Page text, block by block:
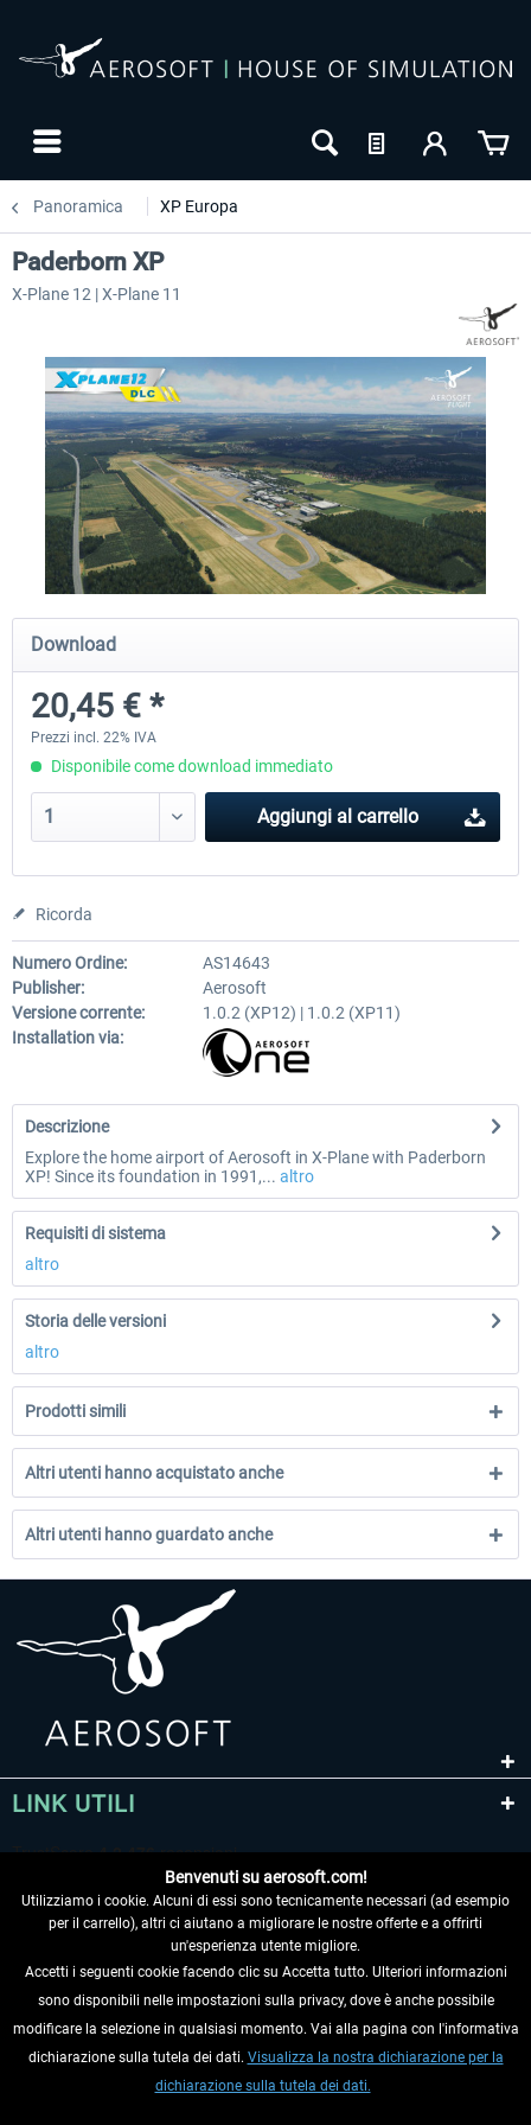
Panoramica XP Europa
Airport Berlin Brandenburg V2 XP
30,71 € *
Airport Zurich V2.0 XP
Paderborn XP
X-Plane 12 | X-Plane 11
Download
20,45 € *
Prezzi incl. 22% IVA
Disponibile come download immediato
Aggiungi al carrello
Ricorda
Numero Ordine:
AS14643
Publisher:
Aerosoft
Versione corrente:
1.0.2 (XP12) | 1.0.2 (XP11)
Installation via:
Descrizione
Explore the home airport of Aerosoft in X-Plane with Paderborn
XP! Since its foundation in 1991,... altro
Requisiti di sistema
altro
Storia delle versioni
altro
Prodotti simili
Altri utenti hanno acquistato anche
Altri utenti hanno guardato anche
LINK UTILI
RECEDERE DAL CONTRATTO
INFORMAZIONI
Benvenuti su aerosoft.com!
Utilizziamo i cookie. Alcuni di essi sono tecnicamente necessari (ad esempio
per il carrello), altri ci aiutano a migliorare le nostre offerte e a offrirti
un'esperienza utente migliore.
Accetti i seguenti cookie facendo clic su Accetta tutto. Ulteriori informazioni
sono disponibili nelle impostazioni sulla privacy, dove è anche possibile
modificare la selezione in qualsiasi momento. Vai alla pagina con l'informativa
dichiarazione sulla tutela dei dati. Visualizza la nostra dichiarazione per la
dichiarazione sulla tutela dei dati.